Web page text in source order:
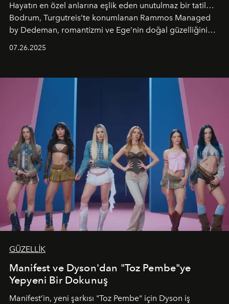
Hayatın en özel anlarına eşlik eden unutulmaz bir tatil…
Bodrum, Turgutreis’te konumlanan Rammos Managed
by Dedeman, romantizmi ve Ege’nin doğal güzelliğini
07.26.2025
GÜZELLİK
Manifest ve Dyson'dan "Toz Pembe"ye
Yepyeni Bir Dokunuş
Manifest’in, yeni şarkısı "Toz Pembe" için Dyson iş